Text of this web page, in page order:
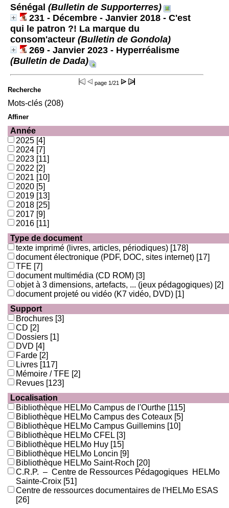
Sénégal (Bulletin de Supporterres)
231 - Décembre - Janvier 2018 - C'est
qui le patron ?! La marque du
consom'acteur (Bulletin de Gondola)
269 - Janvier 2023 - Hyperréalisme
(Bulletin de Dada)
page 1/21
Recherche
Mots-clés (208)
Affiner
Année
2025 [4]
2024 [7]
2023 [11]
2022 [2]
2021 [10]
2020 [5]
2019 [13]
2018 [25]
2017 [9]
2016 [11]
Type de document
texte imprimé (livres, articles, périodiques) [178]
document électronique (PDF, DOC, sites internet) [17]
TFE [7]
document multimédia (CD ROM) [3]
objet à 3 dimensions, artefacts, ... (jeux pédagogiques) [2]
document projeté ou vidéo (K7 vidéo, DVD) [1]
Support
Brochures [3]
CD [2]
Dossiers [1]
DVD [4]
Farde [2]
Livres [117]
Mémoire / TFE [2]
Revues [123]
Localisation
Bibliothèque HELMo Campus de l'Ourthe [115]
Bibliothèque HELMo Campus des Coteaux [5]
Bibliothèque HELMo Campus Guillemins [10]
Bibliothèque HELMo CFEL [3]
Bibliothèque HELMo Huy [15]
Bibliothèque HELMo Loncin [9]
Bibliothèque HELMo Saint-Roch [20]
C.R.P. – Centre de Ressources Pédagogiques HELMo
Sainte-Croix [51]
Centre de ressources documentaires de l'HELMo ESAS
[26]